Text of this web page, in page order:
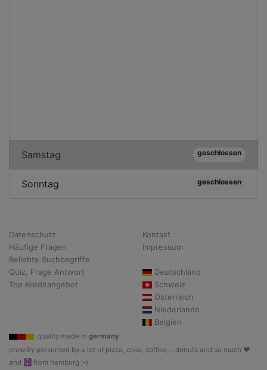
Samstag geschlossen
Sonntag geschlossen
Datenschutz
Häufige Fragen
Beliebte Suchbegriffe
Quiz, Frage Antwort
Top Kreditangebot
Kontakt
Impressum
Deutschland
Schweiz
Österreich
Niederlande
Belgien
quality made in germany
prowdly presented by a lot of pizza, coke, coffee, .. donuts and so much ♥
and ☮ from hamburg ;-)